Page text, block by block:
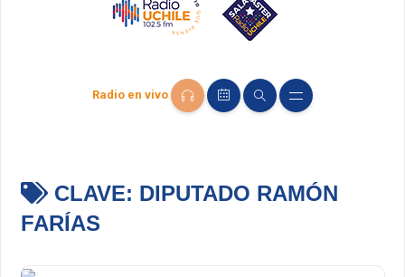
Radio en vivo
CLAVE: DIPUTADO RAMÓN
FARÍAS